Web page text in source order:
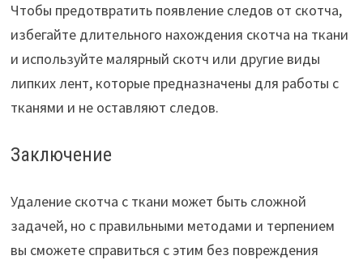
Чтобы предотвратить появление следов от скотча,
избегайте длительного нахождения скотча на ткани
и используйте малярный скотч или другие виды
липких лент, которые предназначены для работы с
тканями и не оставляют следов.
Заключение
Удаление скотча с ткани может быть сложной
задачей, но с правильными методами и терпением
вы сможете справиться с этим без повреждения